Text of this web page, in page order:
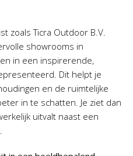
zoals Ticra Outdoor B.V.
showrooms in
in een inspirerende,
Dit helpt je
en de ruimtelijke
in te schatten. Je ziet dan
uitvalt naast een